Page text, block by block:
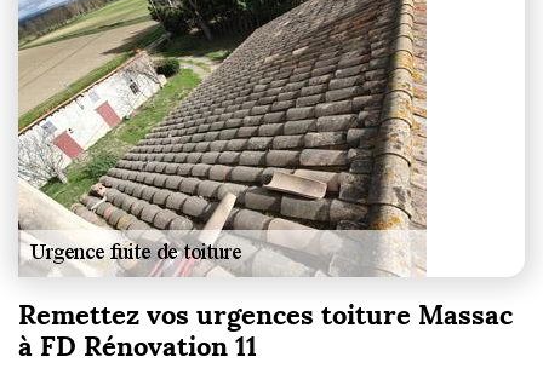
Remettez vos urgences toiture Massac
à FD Rénovation 11